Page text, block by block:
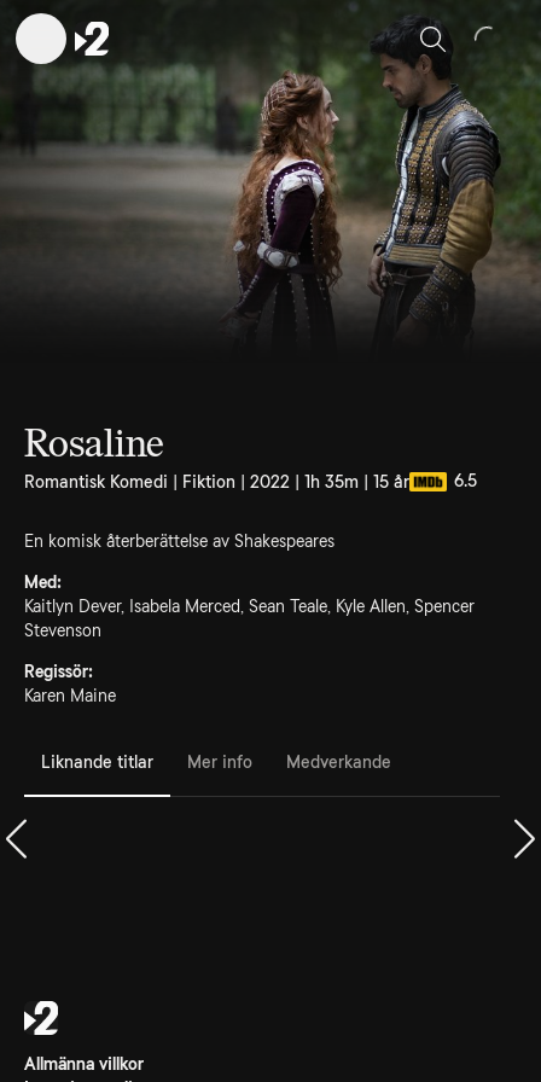
Sök
Rosaline
Romantisk Komedi | Fiktion | 2022 | 1h 35m | 15 år 6.5
En komisk återberättelse av Shakespeares
Med:
Kaitlyn Dever, Isabela Merced, Sean Teale, Kyle Allen, Spencer
Stevenson
Regissör:
Karen Maine
Liknande titlar Mer info Medverkande
Allmänna villkor